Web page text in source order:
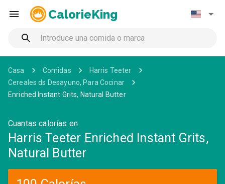
CalorieKing
Casa Comidas
Harris Teeter
Cereales ds Desayuno, Para Cocinar
Enriched Instant Grits, Natural Butter
Cuantas calorías en
Harris Teeter Enriched Instant Grits,
Natural Butter